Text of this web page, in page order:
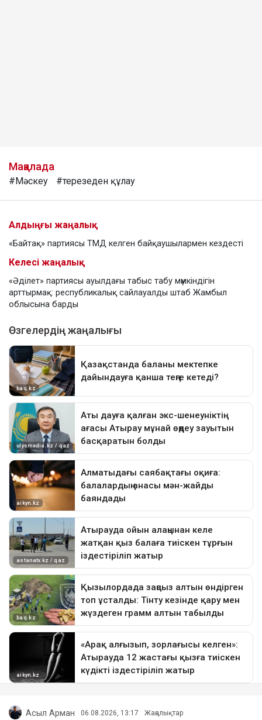
Мақалада
#Мәскеу #терезеден құлау
Алдыңғы жаңалық
«Байтақ» партиясы ТМД келген байқаушылармен кездесті
Келесі жаңалық
«Әділет» партиясы ауылдағы табыс табу мүмкіндігін
арттырмақ: республикалық сайлауалды штаб Жамбыл
облысына барды
Асыл Арман 06.08.2026, 13:17 Жаңалықтар